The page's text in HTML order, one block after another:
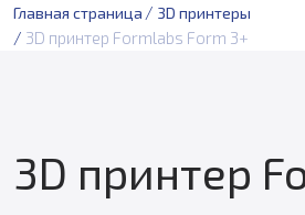
Главная страница / 3D принтеры
/ 3D принтер Formlabs Form 3+
3D принтер